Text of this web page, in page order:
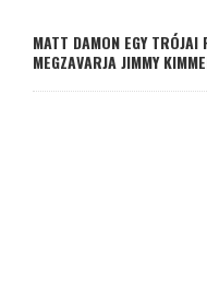
MATT DAMON EGY
MEGZAVARJA JIMMY